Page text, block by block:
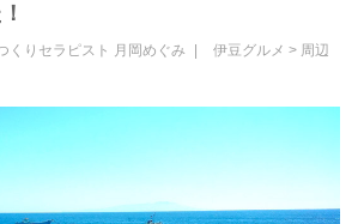
くりセラピスト 月岡めぐみ 伊豆グルメ > 周辺